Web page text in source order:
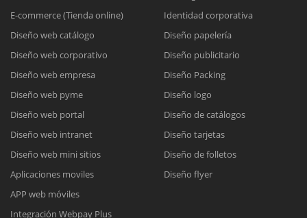
E-commerce (Tienda online)
Diseño web catálogo
Diseño web corporativo
Diseño web empresa
Diseño web pyme
Diseño web portal
Diseño web intranet
Diseño web mini sitios
Aplicaciones moviles
APP web móviles
Integración Webpay Plus
Identidad corporativa
Diseño papelería
Diseño publicitario
Diseño Packing
Diseño logo
Diseño de catálogos
Diseño tarjetas
Diseño de folletos
Diseño flyer